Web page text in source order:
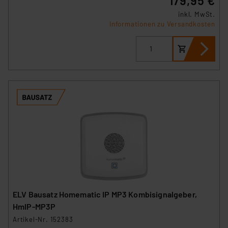
Link „Cookie Einstellungen“ anpassen oder widerrufen.
Die Rechtmäßigkeit der Speicherung, Abrufung und
Weiterverarbeitung dieser Daten zur Auswertung und
Analyse bis zum Zeitpunkt des Widerrufs bleibt hiervon
unberührt. Ihre Browser-Einstellungen können dazu
angezeigt wird.
Cookies dieser Drittanbieter umfasst daher ggf. auch
die Verarbeitung Ihrer Daten in den USA gemäß Art. 49
(1) lit. a DSGVO. Nähere Infos zu diesen Drittanbietern
Angemessenheitsbeschluss der EU. Dies bedeutet,
dass die USA als Land mit unzureichendem
Datenschutz nach EU-Standards eingestuft wird. So
inkl. MwSt.
Informationen zu Versandkosten
ELV Bausatz Homematic IP MP3 Kombisignalgeber,
HmIP-MP3P
Artikel-Nr. 152383